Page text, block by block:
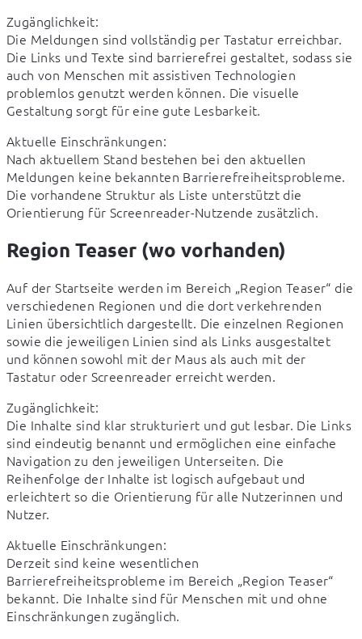
Zugänglichkeit:
Die Meldungen sind vollständig per Tastatur erreichbar.
Die Links und Texte sind barrierefrei gestaltet, sodass sie
auch von Menschen mit assistiven Technologien
problemlos genutzt werden können. Die visuelle
Gestaltung sorgt für eine gute Lesbarkeit.
Aktuelle Einschränkungen:
Nach aktuellem Stand bestehen bei den aktuellen
Meldungen keine bekannten Barrierefreiheitsprobleme.
Die vorhandene Struktur als Liste unterstützt die
Orientierung für Screenreader-Nutzende zusätzlich.
Region Teaser (wo vorhanden)
Auf der Startseite werden im Bereich „Region Teaser“ die
verschiedenen Regionen und die dort verkehrenden
Linien übersichtlich dargestellt. Die einzelnen Regionen
sowie die jeweiligen Linien sind als Links ausgestaltet
und können sowohl mit der Maus als auch mit der
Tastatur oder Screenreader erreicht werden.
Zugänglichkeit:
Die Inhalte sind klar strukturiert und gut lesbar. Die Links
sind eindeutig benannt und ermöglichen eine einfache
Navigation zu den jeweiligen Unterseiten. Die
Reihenfolge der Inhalte ist logisch aufgebaut und
erleichtert so die Orientierung für alle Nutzerinnen und
Nutzer.
Aktuelle Einschränkungen:
Derzeit sind keine wesentlichen
Barrierefreiheitsprobleme im Bereich „Region Teaser“
bekannt. Die Inhalte sind für Menschen mit und ohne
Einschränkungen zugänglich.